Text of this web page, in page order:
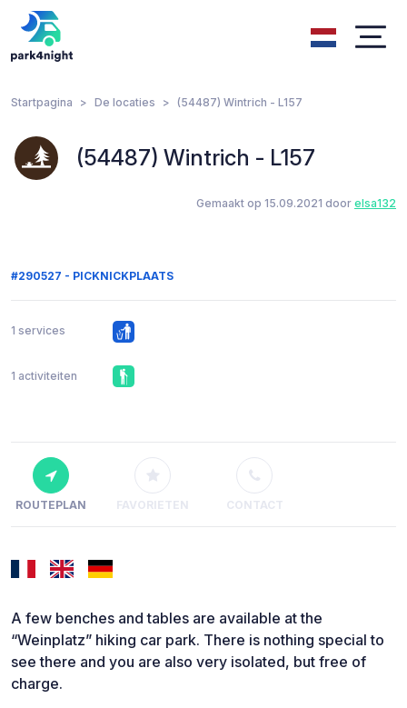
Startpagina De locaties (54487) Wintrich - L157
(54487) Wintrich - L157
Gemaakt op 15.09.2021 door elsa132
#290527 - PICKNICKPLAATS
1 services
1 activiteiten
ROUTEPLAN FAVORIETEN CONTACT
A few benches and tables are available at the
“Weinplatz” hiking car park. There is nothing special to
see there and you are also very isolated, but free of
charge.